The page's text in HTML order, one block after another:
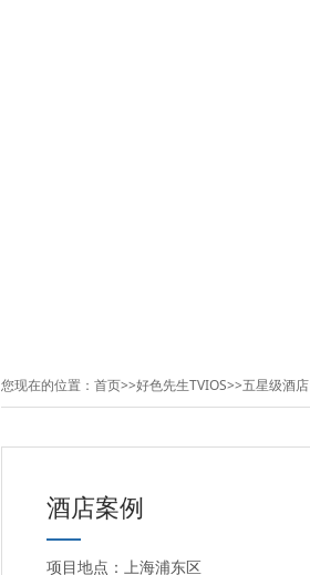
您现在的位置： 首页>>好色先生TVIOS>>五星级酒店
酒店案例
项目地点：上海浦东区